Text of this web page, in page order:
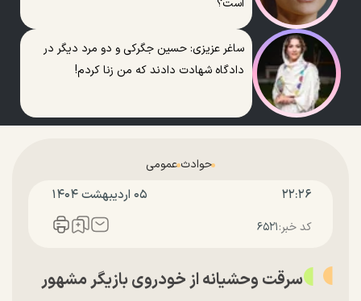
است؟
ساغر عزیزی: حسین جگرکی و دو مرد دیگر در
دادگاه شهادت دادند که من زنا کردم!
حوادث عمومی
۲۲:۲۶ ۰۵ ارديبهشت ۱۴۰۴
کد خبر:۶۵۲۱
سرقت وحشیانه از خودروی بازیگر مشهور